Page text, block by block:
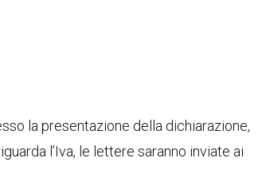
la presentazione della dichiarazione,
l’Iva, le lettere saranno inviate ai